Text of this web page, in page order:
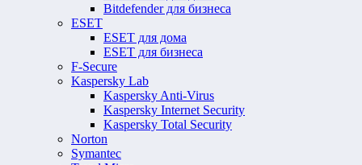
Bitdefender для бизнеса
ESET
ESET для дома
ESET для бизнеса
F-Secure
Kaspersky Lab
Kaspersky Anti-Virus
Kaspersky Internet Security
Kaspersky Total Security
Norton
Symantec